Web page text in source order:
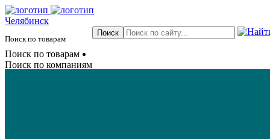
Челябинск
Поиск по товарам
Поиск по товарам
Поиск по компаниям